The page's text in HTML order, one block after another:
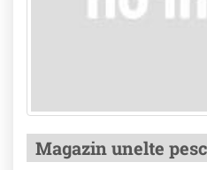
Magazin unelte